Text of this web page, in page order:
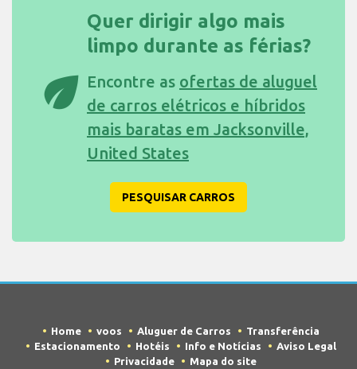
eco
Quer dirigir algo mais
limpo durante as férias?
Encontre as ofertas de aluguel
de carros elétricos e híbridos
mais baratas em Jacksonville,
United States
PESQUISAR CARROS
Home voos Aluguer de Carros
Transferência
Estacionamento
Hotéis Info e Notícias
Aviso Legal
Privacidade
Mapa do site